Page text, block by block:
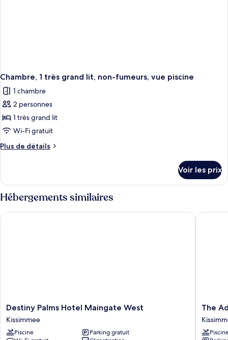
Chambre, 1 très grand lit, non-fumeurs, vue piscine
1 chambre
2 personnes
1 très grand lit
Wi-Fi gratuit
Plus de détails
Plus
le
type
de
chambre
Chambre,
Voir les prix
Hébergements similaires
Destiny
Palms
Hotel
Maingate
Destiny Palms Hotel Maingate West
Kissimmee
Piscine
Parking gratuit
Destiny Palms Hotel Maingate West
The
Hotel
by
The
The